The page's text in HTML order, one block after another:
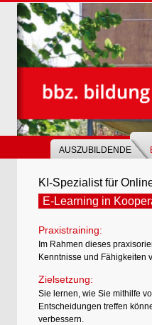
AUSZUBILDENDE
KI-Spezialist für
E-Learning in
Praxistraining:
Im Rahmen dieses
Kenntnisse und Fähigkeiten
Zielsetzung:
Sie lernen, wie Sie mithilfe
Entscheidungen treffen
verbessern.